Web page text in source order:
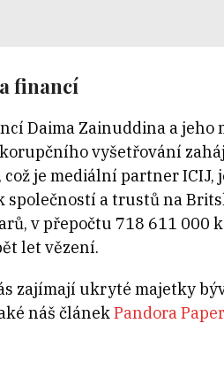
financí
Daima Zainuddina a jeho
vyšetřování
, což je mediální partner ICIJ,
a trustů na
v přepočtu 718 611 000
let vězení.
zajímají ukryté majetky
náš článekPandora